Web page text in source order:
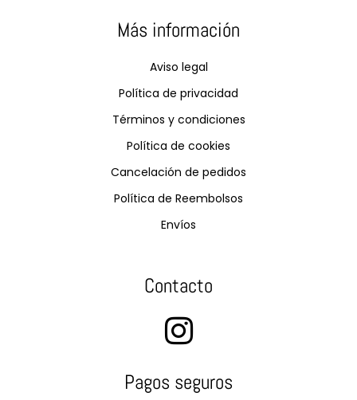
Más información
Aviso legal
Política de privacidad
Términos y condiciones
Política de cookies
Cancelación de pedidos
Política de Reembolsos
Envíos
Contacto
Pagos seguros